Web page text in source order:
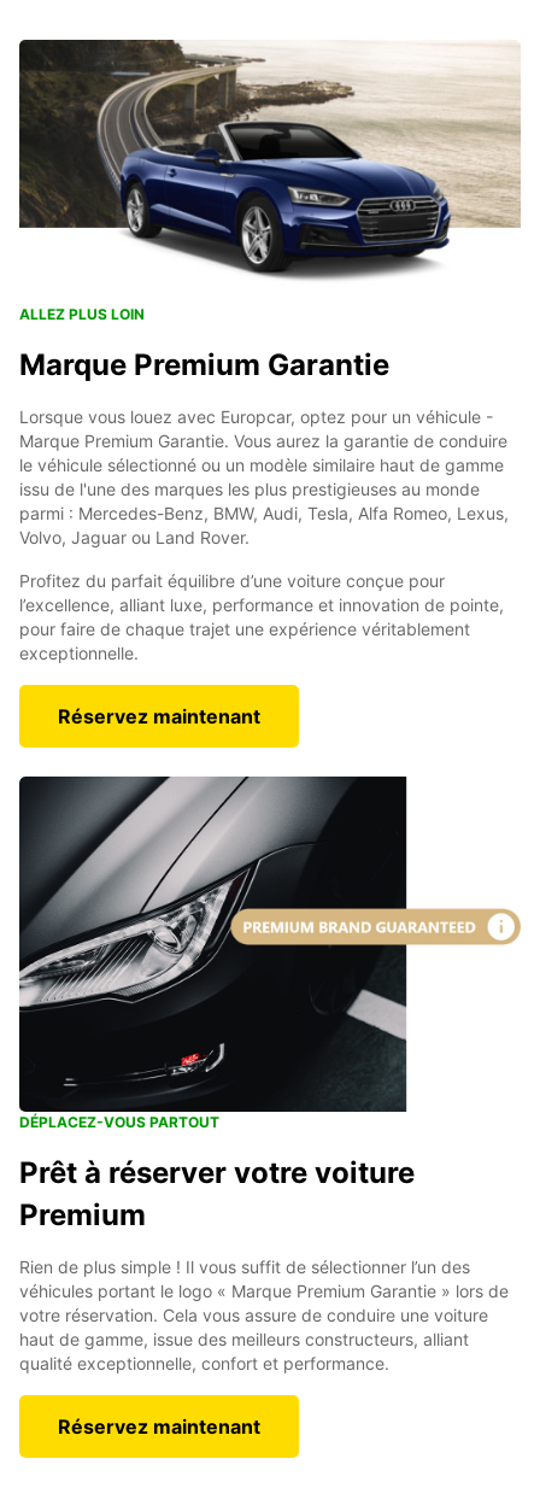
ALLEZ PLUS LOIN
Marque Premium Garantie
Lorsque vous louez avec Europcar, optez pour un véhicule -
Marque Premium Garantie. Vous aurez la garantie de conduire
le véhicule sélectionné ou un modèle similaire haut de gamme
issu de l'une des marques les plus prestigieuses au monde
parmi : Mercedes-Benz, BMW, Audi, Tesla, Alfa Romeo, Lexus,
Volvo, Jaguar ou Land Rover.
Profitez du parfait équilibre d’une voiture conçue pour
l’excellence, alliant luxe, performance et innovation de pointe,
pour faire de chaque trajet une expérience véritablement
exceptionnelle.
Réservez maintenant
DÉPLACEZ-VOUS PARTOUT
Prêt à réserver votre voiture
Premium
Rien de plus simple ! Il vous suffit de sélectionner l’un des
véhicules portant le logo « Marque Premium Garantie » lors de
votre réservation. Cela vous assure de conduire une voiture
haut de gamme, issue des meilleurs constructeurs, alliant
qualité exceptionnelle, confort et performance.
Réservez maintenant